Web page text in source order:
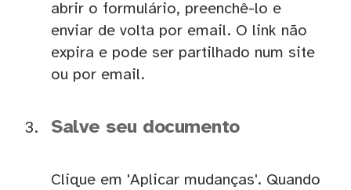
abrir o formulário, preenchê-lo e
enviar de volta por email. O link não
expira e pode ser partilhado num site
ou por email.
Salve seu documento
Clique em 'Aplicar mudanças'. Quando